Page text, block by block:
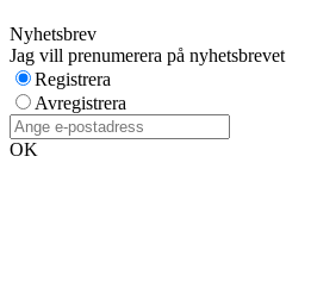
Nyhetsbrev
Jag vill prenumerera på nyhetsbrevet
Registrera
Avregistrera
OK